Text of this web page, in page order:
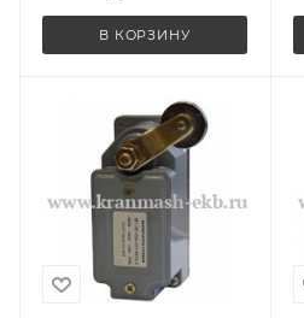
В КОРЗИНУ